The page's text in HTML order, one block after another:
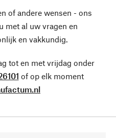
of andere wensen - ons
met al uw vragen en
en vakkundig.
tot en met vrijdag onder
of op elk moment